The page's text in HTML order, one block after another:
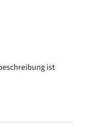
ist